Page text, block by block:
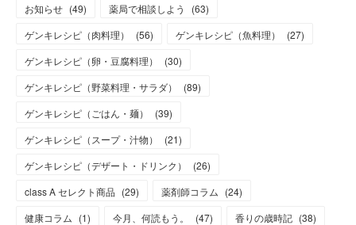
お知らせ (49) 薬局で相談しよう (63)
ゲンキレシピ（肉料理）
(56) ゲンキレシピ（魚料理） (27)
ゲンキレシピ（卵・豆腐料理）
(30)
ゲンキレシピ（野菜料理・サラダ）
(89)
ゲンキレシピ（ごはん・麺）
(39)
ゲンキレシピ（スープ・汁物）
(21)
ゲンキレシピ（デザート・ドリンク）
(26)
class A セレクト商品 (29) 薬剤師コラム (24)
健康コラム (1) 今月、何読もう。 (47) 香りの歳時記 (38)